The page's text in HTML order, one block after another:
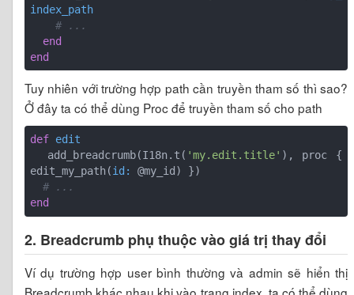
index_path
# ...
end
end
Tuy nhiên với trường hợp path cần truyền tham số thì sao?
Ở đây ta có thể dùng Proc để truyền tham số cho path
def edit
  add_breadcrumb(I18n.t(
'my.edit.title' ), proc {
edit_my_path(id:
@my_id) })
# ...
end
2. Breadcrumb phụ thuộc vào giá trị thay đổi
Ví dụ trường hợp user bình thường và admin sẽ hiển thị
Breadcrumb khác nhau khi vào trang index, ta có thể dùng